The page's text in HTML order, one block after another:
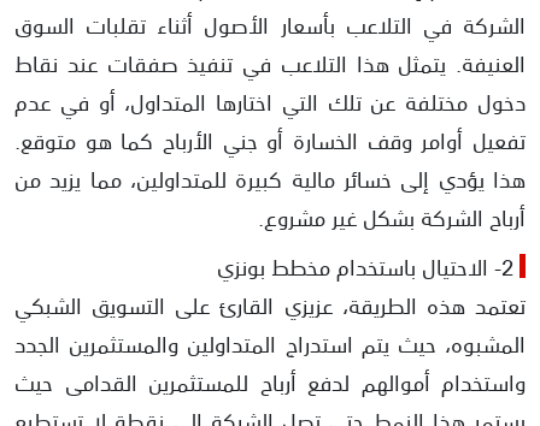
الشركة في التلاعب بأسعار الأصول أثناء تقلبات السوق
العنيفة. يتمثل هذا التلاعب في تنفيذ صفقات عند نقاط
دخول مختلفة عن تلك التي اختارها المتداول، أو في عدم
تفعيل أوامر وقف الخسارة أو جني الأرباح كما هو متوقع.
هذا يؤدي إلى خسائر مالية كبيرة للمتداولين، مما يزيد من
أرباح الشركة بشكل غير مشروع.
2- الاحتيال باستخدام مخطط بونزي
تعتمد هذه الطريقة، عزيزي القارئ على التسويق الشبكي
المشبوه، حيث يتم استدراج المتداولين والمستثمرين الجدد
واستخدام أموالهم لدفع أرباح للمستثمرين القدامى حيث